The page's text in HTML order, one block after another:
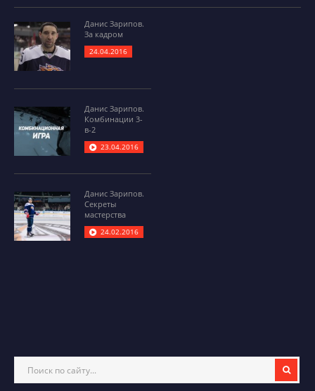
Данис Зарипов.
За кадром
24.04.2016
Данис Зарипов.
Комбинации 3-
в-2
23.04.2016
Данис Зарипов.
Секреты
мастерства
24.02.2016